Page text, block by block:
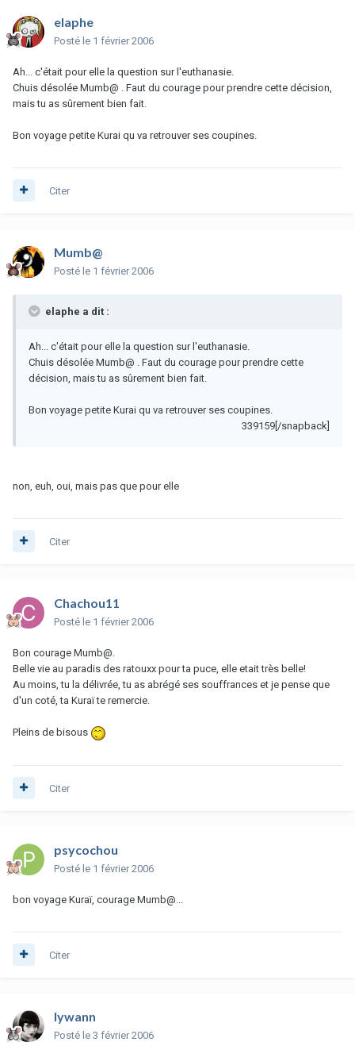
elaphe
Posté le 1 février 2006
Ah... c'était pour elle la question sur l'euthanasie.
Chuis désolée Mumb@ . Faut du courage pour prendre cette décision,
mais tu as sûrement bien fait.
Bon voyage petite Kurai qu va retrouver ses coupines.
Citer
Mumb@
Posté le 1 février 2006
elaphe a dit :
Ah... c'était pour elle la question sur l'euthanasie.
Chuis désolée Mumb@ . Faut du courage pour prendre cette
décision, mais tu as sûrement bien fait.
Bon voyage petite Kurai qu va retrouver ses coupines.
339159[/snapback]
non, euh, oui, mais pas que pour elle
Citer
Chachou11
Posté le 1 février 2006
Bon courage Mumb@.
Belle vie au paradis des ratouxx pour ta puce, elle etait très belle!
Au moins, tu la délivrée, tu as abrégé ses souffrances et je pense que
d'un coté, ta Kuraï te remercie.
Pleins de bisous
Citer
psycochou
Posté le 1 février 2006
bon voyage Kuraï, courage Mumb@...
Citer
lywann
Posté le 3 février 2006